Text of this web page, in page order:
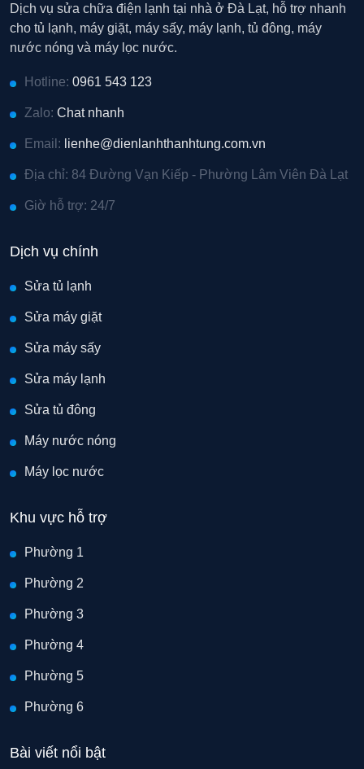
Dịch vụ sửa chữa điện lạnh tại nhà ở Đà Lạt, hỗ trợ nhanh
cho tủ lạnh, máy giặt, máy sấy, máy lạnh, tủ đông, máy
nước nóng và máy lọc nước.
Hotline: 0961 543 123
Zalo: Chat nhanh
Email: lienhe@dienlanhthanhtung.com.vn
Địa chỉ: 84 Đường Vạn Kiếp - Phường Lâm Viên Đà Lạt
Giờ hỗ trợ: 24/7
Dịch vụ chính
Sửa tủ lạnh
Sửa máy giặt
Sửa máy sấy
Sửa máy lạnh
Sửa tủ đông
Máy nước nóng
Máy lọc nước
Khu vực hỗ trợ
Phường 1
Phường 2
Phường 3
Phường 4
Phường 5
Phường 6
Bài viết nổi bật